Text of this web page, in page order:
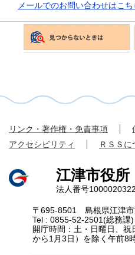
メールでのお問い合わせはこち
リンク・著作権・免責事項
アクセシビリティ
ＲＳＳに
江津市役所
法人番号
〒695-8501 島根県江津
Tel : 0855-52-2501(総務
開庁時間：土・日曜日、祝
から1月3日）を除く午前8